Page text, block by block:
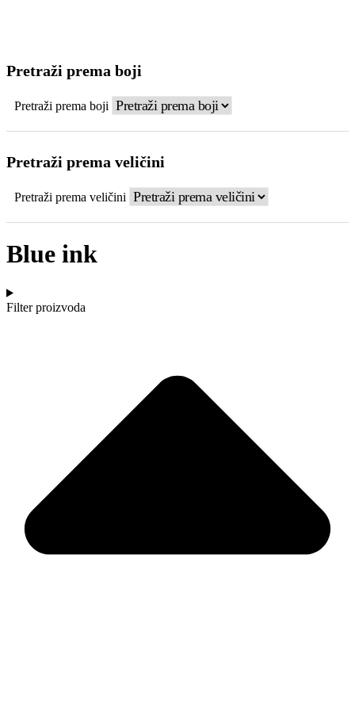
Pretraži prema boji
Pretraži prema boji
Pretraži prema veličini
Pretraži prema veličini
Blue ink
Filter proizvoda